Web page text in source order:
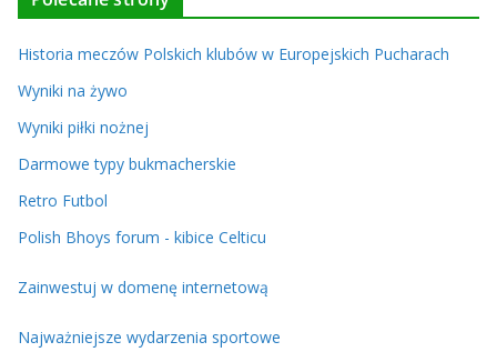
Historia meczów Polskich klubów w Europejskich Pucharach
Wyniki na żywo
Wyniki piłki nożnej
Darmowe typy bukmacherskie
Retro Futbol
Polish Bhoys forum - kibice Celticu
Zainwestuj w domenę internetową
Najważniejsze wydarzenia sportowe